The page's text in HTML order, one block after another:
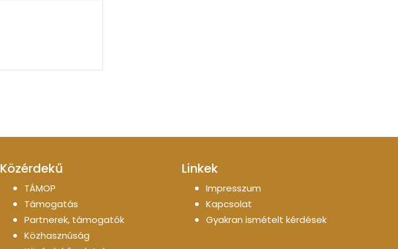
Közérdekű
TÁMOP
Támogatás
Partnerek, támogatók
Közhasznúság
Linkek
Impresszum
Kapcsolat
Gyakran ismételt kérdések